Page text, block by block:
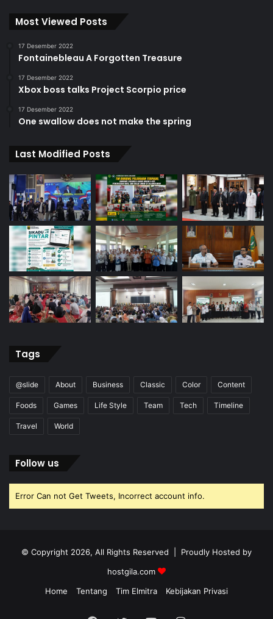
Most Viewed Posts
17 Desember 2022
Fontainebleau A Forgotten Treasure
17 Desember 2022
Xbox boss talks Project Scorpio price
17 Desember 2022
One swallow does not make the spring
Last Modified Posts
Tags
@slide About Business Classic Color Content
Foods Games Life Style Team Tech Timeline
Travel World
Follow us
Error Can not Get Tweets, Incorrect account info.
© Copyright 2026, All Rights Reserved | Proudly Hosted by
hostgila.com
Home
Tentang Tim Elmitra Kebijakan Privasi